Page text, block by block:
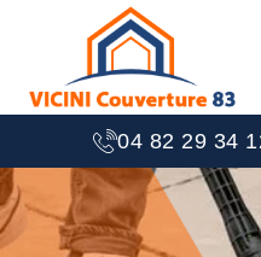
04 82 29 34